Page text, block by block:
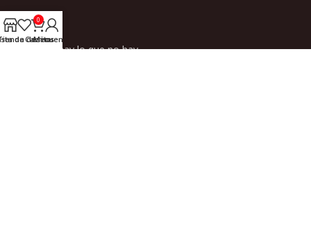
Variedad
Donde no hay lo que no hay.
de deseos
0
Carrito
Mi cuenta